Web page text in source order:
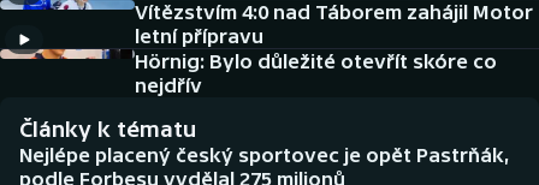
Americký fotbal
Baseball a softbal
Basketbal
NEPŘEHLÉDNĚTE
Historické návraty
Vítězstvím 4:0 nad Táborem zahájil Motor
letní přípravu
Hörnig: Bylo důležité otevřít skóre co
nejdřív
Články k tématu
Nejlépe placený český sportovec je opět Pastrňák,
podle Forbesu vydělal 275 milionů